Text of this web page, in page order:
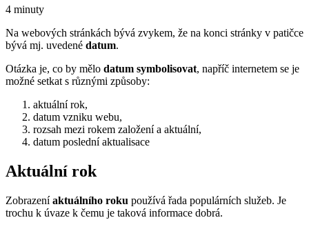
4 minuty
Na webových stránkách bývá zvykem, že na konci stránky v patičce
bývá mj. uvedené datum.
Otázka je, co by mělo datum symbolisovat, napříč internetem se je
možné setkat s různými způsoby:
aktuální rok,
datum vzniku webu,
rozsah mezi rokem založení a aktuální,
datum poslední aktualisace
Aktuální rok
Zobrazeníaktuálního roku používá řada populárních služeb. Je
trochu k úvaze k čemu je taková informace dobrá.